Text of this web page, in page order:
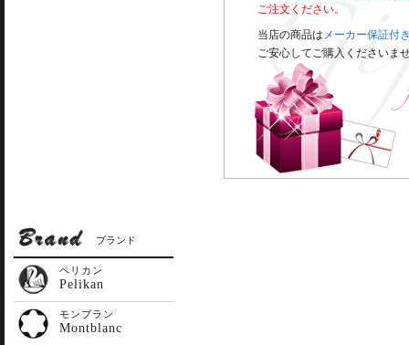
ご注文ください。
当店の商品は メーカー保証付
ご安心してご購入くださいま
ブランド
ペリカン
Pelikan
モンブラン
Montblanc